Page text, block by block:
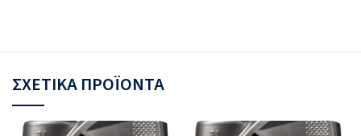
ΣΧΕΤΙΚΆ ΠΡΟΪΌΝΤΑ